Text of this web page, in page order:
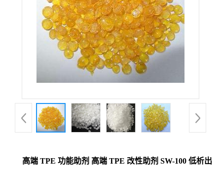
高端 TPE 功能助剂 高端 TPE 改性助剂 SW-100 低析出